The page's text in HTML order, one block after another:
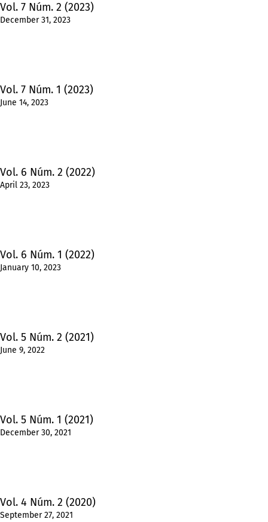
Vol. 7 Núm. 2 (2023)
December 31, 2023
Vol. 7 Núm. 1 (2023)
June 14, 2023
Vol. 6 Núm. 2 (2022)
April 23, 2023
Vol. 6 Núm. 1 (2022)
January 10, 2023
Vol. 5 Núm. 2 (2021)
June 9, 2022
Vol. 5 Núm. 1 (2021)
December 30, 2021
Vol. 4 Núm. 2 (2020)
September 27, 2021